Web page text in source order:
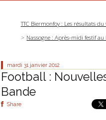
TTC Biermonfoy : Les résultats du
Nassogne : Après-midi festif
mardi 31 janvier 2012
Football :
Bande
Share